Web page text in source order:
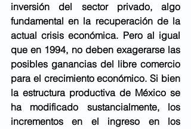
inversión del sector privado, algo
fundamental en la recuperación de la
actual crisis económica. Pero al igual
que en 1994, no deben exagerarse las
posibles ganancias del libre comercio
para el crecimiento económico. Si bien
la estructura productiva de México se
ha modificado sustancialmente, los
incrementos en el ingreso en los